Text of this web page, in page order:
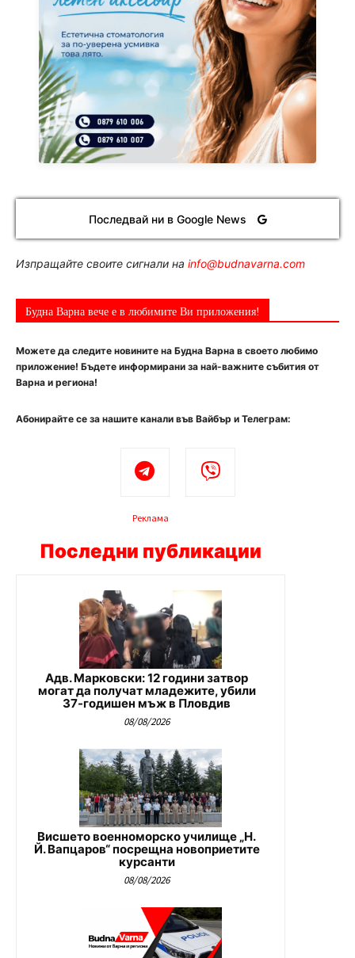
Последвай ни в Google News
Изпращайте своите сигнали на info@budnavarna.com
Будна Варна вече е в любимите Ви приложения!
Можете да следите новините на Будна Варна в своето любимо
приложение! Бъдете информирани за най-важните събития от
Варна и региона!
Абонирайте се за нашите канали във Вайбър и Телеграм:
Реклама
Последни публикации
Адв. Марковски: 12 години затвор
могат да получат младежите, убили
37-годишен мъж в Пловдив
08/08/2026
Висшето военноморско училище „Н.
Й. Вапцаров“ посрещна новоприетите
курсанти
08/08/2026